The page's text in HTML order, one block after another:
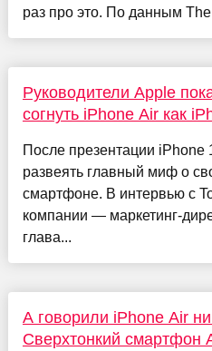
раз про это. По данным
Руководители Apple
согнуть iPhone Air как
После презентации
развеять главный миф о
смартфоне. В интервью с
компании — маркетинг-
глава...
А говорили iPhone Air
Сверхтонкий смартфон